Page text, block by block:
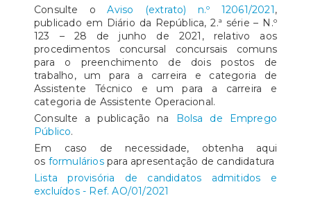
Consulte oAviso (extrato) n.º 12061/2021,
publicado em Diário da República, 2.ª série – N.º
123 – 28 de junho de 2021, relativo aos
procedimentos concursal concursais comuns
para o preenchimento de dois postos de
trabalho, um para a carreira e categoria de
Assistente Técnico e um para a carreira e
categoria de Assistente Operacional.
Consulte a publicação na Bolsa de Emprego
Público.
Em caso de necessidade, obtenha aqui
os formuláriospara apresentação de candidatura
Lista provisória de candidatos admitidos e
excluídos - Ref. AO/01/2021